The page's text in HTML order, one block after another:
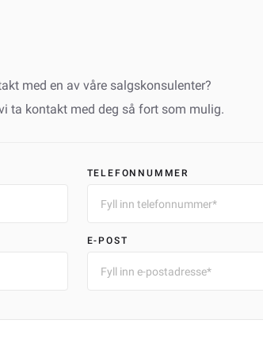
med en av våre salgskonsulenter?
ta kontakt med deg så fort som mulig.
TELEFONNUMMER
E-POST